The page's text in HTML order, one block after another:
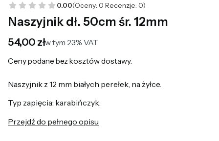
0.00(Oceny: 0 Recenzje: 0)
Naszyjnik dł. 50cm śr. 12mm
Cena
54,00 złw tym 23% VAT
w tym 23% VAT
Ceny podane bez kosztów dostawy.
Naszyjnik z 12 mm białych perełek, na żyłce.
Typ zapięcia: karabińczyk.
Przejdź do pełnego opisu